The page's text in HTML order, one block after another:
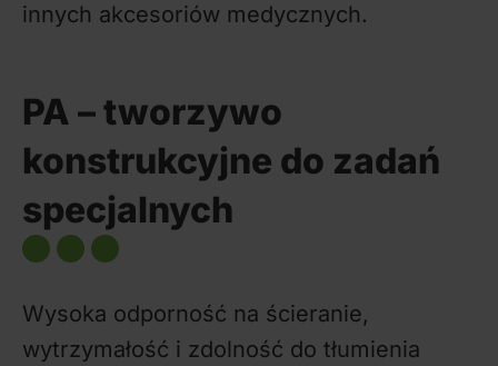
innych akcesoriów medycznych.
PA – tworzywo
konstrukcyjne do zadań
specjalnych
Wysoka odporność na ścieranie,
wytrzymałość i zdolność do tłumienia